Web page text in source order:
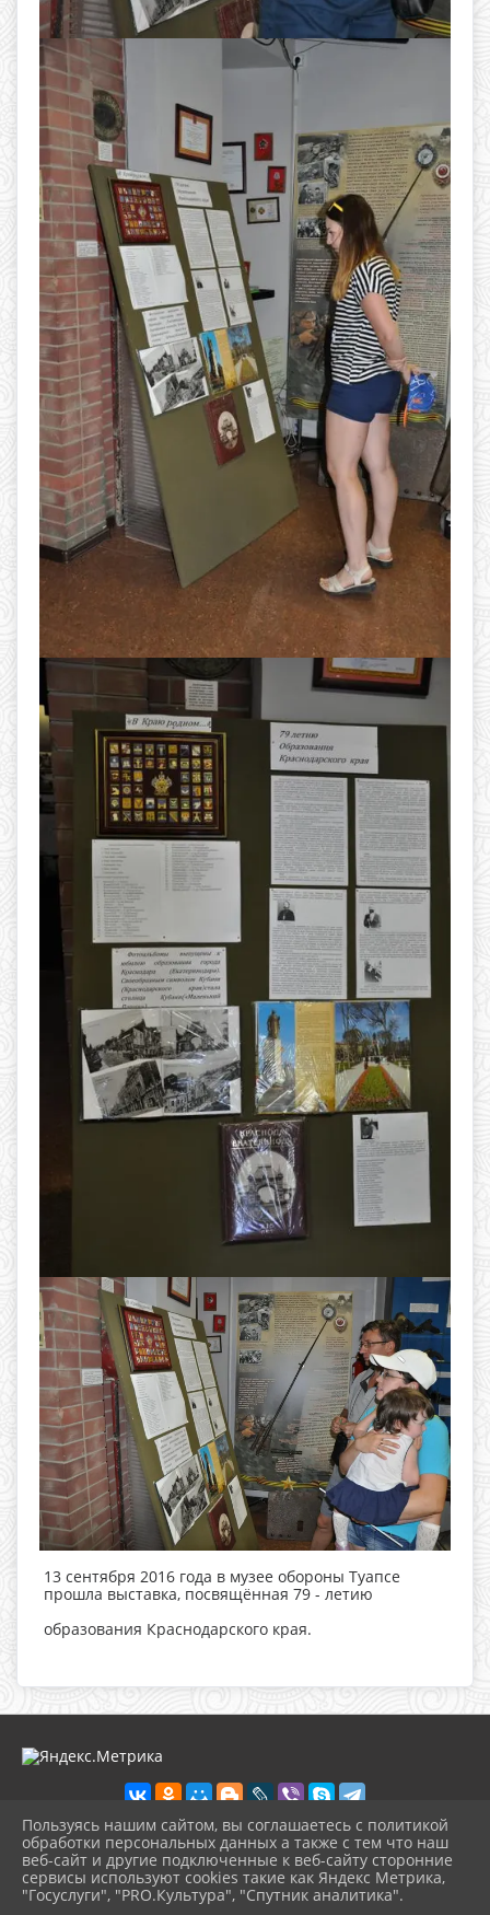
13 сентября 2016 года в музее обороны Туапсе
прошла выставка, посвящённая 79 - летию
образования Краснодарского края.
2026 г. ikmot.kulturatuapse.ru
Вход
Карта сайта
Пользуясь нашим сайтом, вы соглашаетесь с политикой
обработки персональных данных а также с тем что наш
веб-сайт и другие подключенные к веб-сайту сторонние
сервисы используют cookies такие как Яндекс Метрика,
"Госуслуги", "PRO.Культура", "Спутник аналитика".